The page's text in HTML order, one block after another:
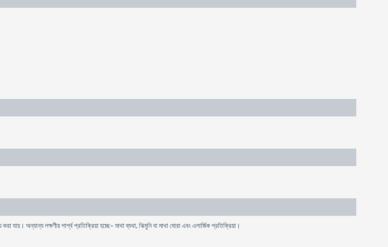
যায়। অন্যান্য লক্ষণীয় পার্শ্ব প্রতিক্রিয়া হচ্ছে- মাথা ব্যথা, ঝিমুনি বা মাথা ঘোরা এবং এলার্জিক প্রতিক্রিয়া।